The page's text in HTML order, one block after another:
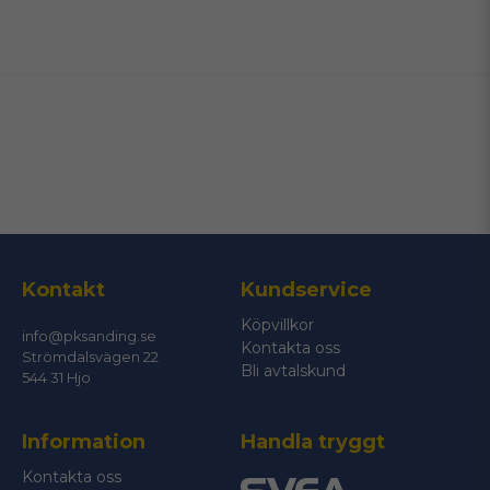
Ja, ni får publicera min fråga
Skicka fråga
Kontakt
info@pksanding.se
Strömdalsvägen 22
544 31 Hjo
Kundservice
Köpvillkor
Kontakta oss
Bli avtalskund
Information
Kontakta oss
Handla tryggt